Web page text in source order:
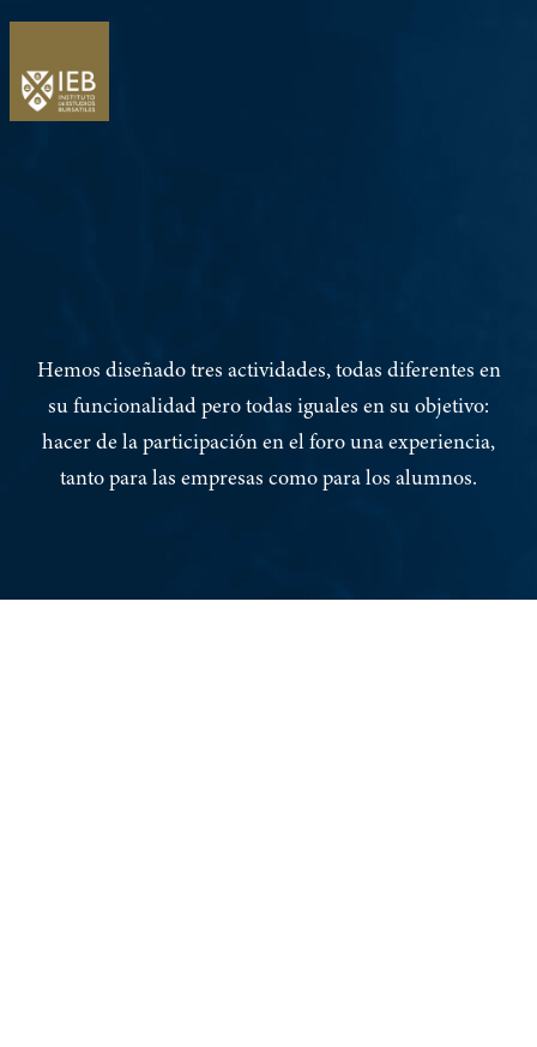
Hemos diseñado tres actividades, todas diferentes en
su funcionalidad pero todas iguales en su objetivo:
hacer de la participación en el foro una experiencia,
tanto para las empresas como para los alumnos.